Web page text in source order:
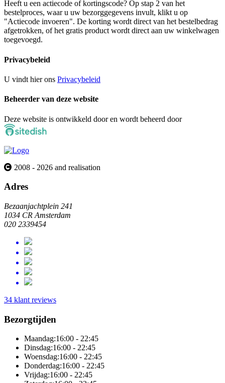
Heeft u een actiecode of kortingscode? Op stap 2 van het
bestelproces, waar u uw bezorggegevens invult, klikt u op
"Actiecode invoeren". De korting wordt direct van het bestelbedrag
afgetrokken, of het gratis product wordt direct aan uw winkelwagen
toegevoegd.
Privacybeleid
U vindt hier ons Privacybeleid
Beheerder van deze website
Deze website is ontwikkeld door en wordt beheerd door
2008 - 2026 and realisation
Adres
Bezaanjachtplein 241
1034 CR Amsterdam
020 2339454
34 klant reviews
Bezorgtijden
Maandag:16:00 - 22:45
Dinsdag:16:00 - 22:45
Woensdag:16:00 - 22:45
Donderdag:16:00 - 22:45
Vrijdag:16:00 - 22:45